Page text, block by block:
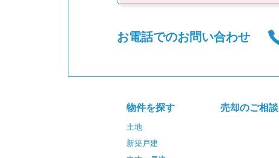
お電話でのお問い合わせ
物件を探す
土地
新築戸建
売却のご相談